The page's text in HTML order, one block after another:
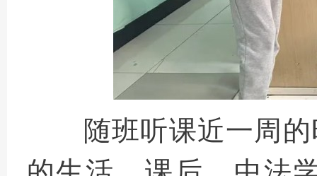
随班听课近一周